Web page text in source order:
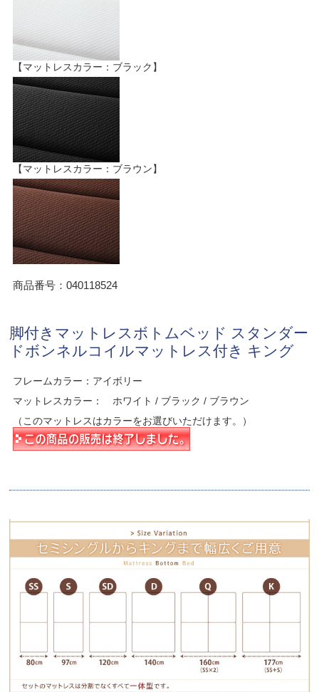
【マットレスカラー：ブラック】
【マットレスカラー：ブラウン】
商品番号：040118524
脚付きマットレスボトムベッド スタンダー
ドボンネルコイルマットレス付き キング
フレームカラー：アイボリー
マットレスカラー： ホワイト / ブラック / ブラウン
（このマットレスはカラーをお選びいただけます。）